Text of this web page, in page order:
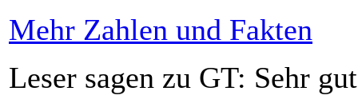
Mehr Zahlen und Fakten
Leser sagen zu GT: Sehr